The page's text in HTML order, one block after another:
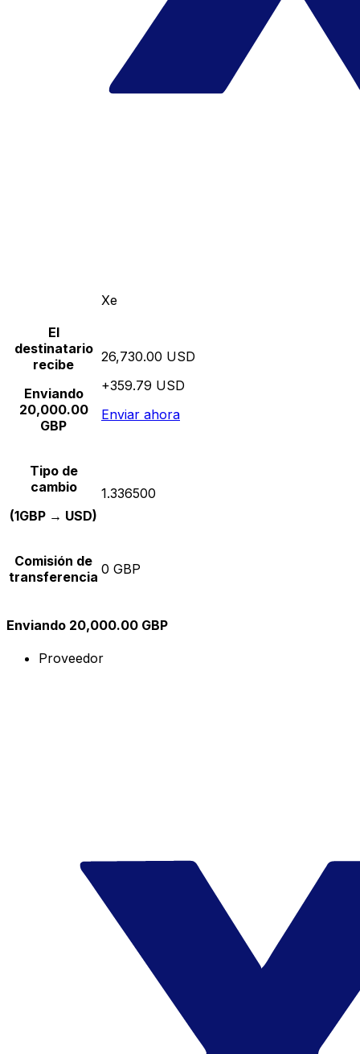
Xe
El
destinatario
recibe
Enviando
20,000.00
GBP
26,730.00 USD
+359.79 USD
Enviar ahora
Tipo de
cambio
(1GBP → USD)
1.336500
Comisión de
transferencia 0 GBP
Enviando 20,000.00 GBP
Proveedor